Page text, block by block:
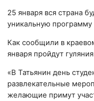
25 января вся страна
уникальную
Как сообщили в
января пройдут
«В Татьянин день
развлекательные
желающие примут